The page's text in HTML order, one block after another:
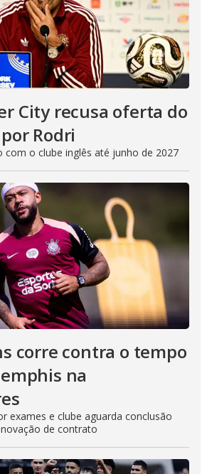
City recusa oferta do
Rodri
o clube inglês até junho de 2027
corre contra o tempo
na
exames e clube aguarda conclusão
de contrato